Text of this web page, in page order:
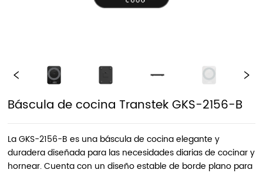
Báscula de cocina Transtek GKS-2156-B
La GKS-2156-B es una báscula de cocina elegante y
duradera diseñada para las necesidades diarias de cocinar y
hornear. Cuenta con un diseño estable de borde plano para